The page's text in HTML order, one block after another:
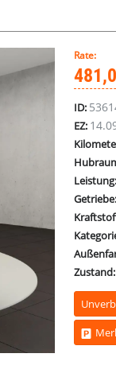
Rate:
ID:
EZ:
Leistung:
Getriebe:
Zustand: